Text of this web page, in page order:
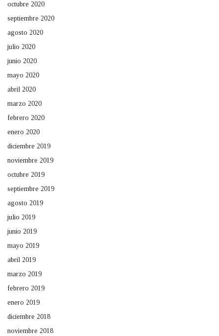
octubre 2020
septiembre 2020
agosto 2020
julio 2020
junio 2020
mayo 2020
abril 2020
marzo 2020
febrero 2020
enero 2020
diciembre 2019
noviembre 2019
octubre 2019
septiembre 2019
agosto 2019
julio 2019
junio 2019
mayo 2019
abril 2019
marzo 2019
febrero 2019
enero 2019
diciembre 2018
noviembre 2018